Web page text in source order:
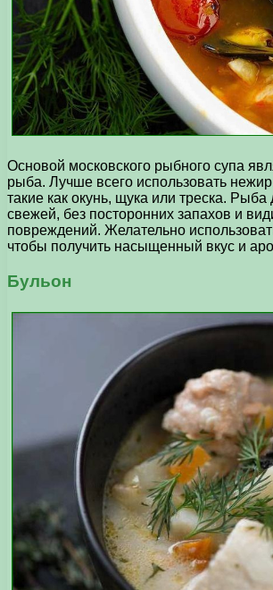
Основой московского рыбного супа
рыба. Лучше всего использовать
такие как окунь, щука или треска.
свежей, без посторонних запахов и
повреждений. Желательно
чтобы получить насыщенный вкус и
Бульон